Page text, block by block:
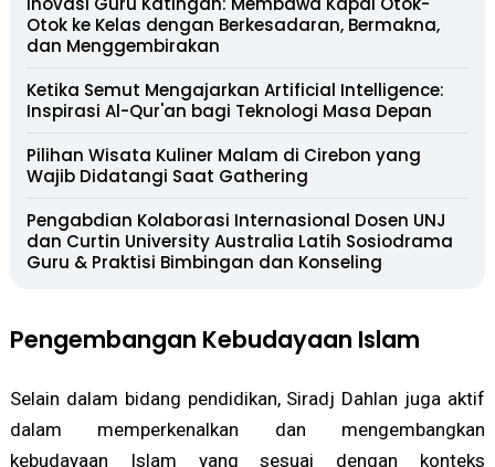
Otok ke Kelas dengan Berkesadaran, Bermakna,
dan Menggembirakan
Ketika Semut Mengajarkan Artificial Intelligence:
Inspirasi Al-Qur'an bagi Teknologi Masa Depan
Pilihan Wisata Kuliner Malam di Cirebon yang
Wajib Didatangi Saat Gathering
Pengabdian Kolaborasi Internasional Dosen UNJ
dan Curtin University Australia Latih Sosiodrama
Guru & Praktisi Bimbingan dan Konseling
Pengembangan Kebudayaan Islam
Selain dalam bidang pendidikan, Siradj Dahlan juga aktif
dalam memperkenalkan dan mengembangkan
kebudayaan Islam yang sesuai dengan konteks